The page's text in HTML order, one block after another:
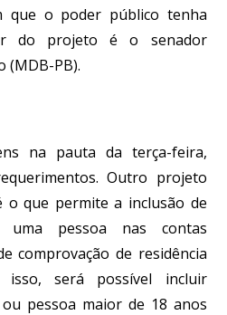
que o poder público tenha
do projeto é o senador
(MDB-PB).
na pauta da terça-feira,
Outro projeto
o que permite a inclusão de
pessoa nas contas
comprovação de residência
isso, será possível incluir
pessoa maior de 18 anos